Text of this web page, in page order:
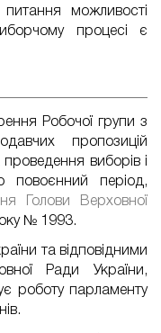
можливості
процесі є
Робочої групи з
пропозицій
виборів і
повоєнний період,
Голови Верховної
№ 1993.
та відповідними
Ради України,
роботу парламенту